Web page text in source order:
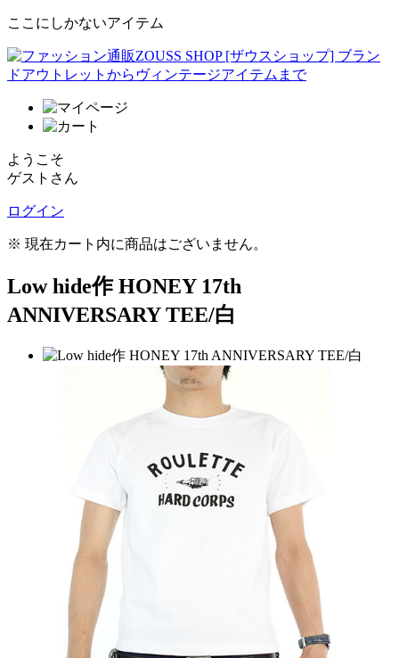
ここにしかないアイテム
ようこそ
ゲストさん
ログイン
※ 現在カート内に商品はございません。
Low hide作 HONEY 17th
ANNIVERSARY TEE/白